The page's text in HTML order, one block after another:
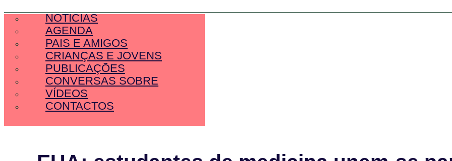
NOTÍCIAS
AGENDA
PAIS E AMIGOS
CRIANÇAS E JOVENS
PUBLICAÇÕES
CONVERSAS SOBRE
VÍDEOS
CONTACTOS